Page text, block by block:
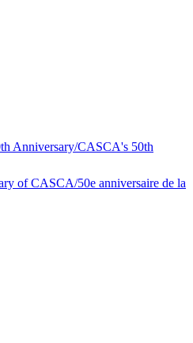
Anniversary/CASCA's 50th
of CASCA/50e anniversaire de la